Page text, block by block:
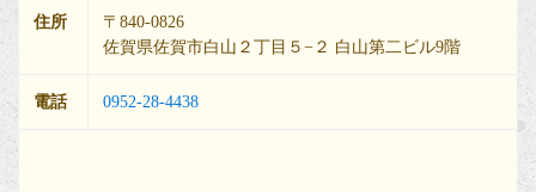
住所
〒840-0826
佐賀県佐賀市白山２丁目５−２ 白山第二ビル9階
電話 0952-28-4438